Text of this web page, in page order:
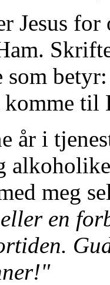
Jesus for
som
til
år i
meg
en